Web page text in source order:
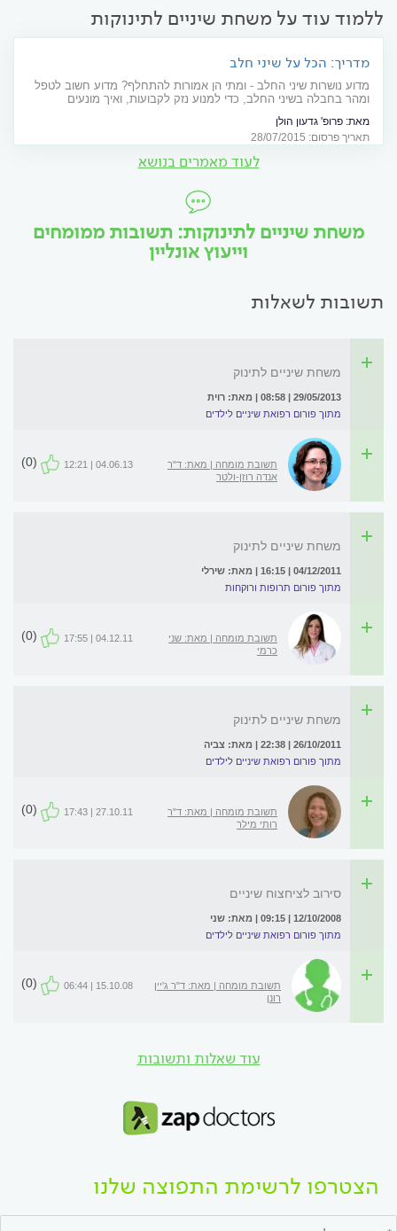
ללמוד עוד על משחת שיניים לתינוקות
מדריך: הכל על שיני חלב
מדוע נושרות שיני החלב - ומתי הן אמורות להתחלף? מדוע חשוב לטפל
ומהר בחבלה בשיני החלב, כדי למנוע נזק לקבועות, ואיך מונעים
מאת: פרופ' גדעון הולן
תאריך פרסום: 28/07/2015
לעוד מאמרים בנושא
משחת שיניים לתינוקות: תשובות ממומחים
וייעוץ אונליין
תשובות לשאלות
משחת שיניים לתינוק
29/05/2013 | 08:58 | מאת: רוית
מתוך פורום רפואת שיניים לילדים
תשובת מומחה | מאת: ד"ר
אנדה רוזן-ולטר
04.06.13 | 12:21
(0)
משחת שיניים לתינוק
04/12/2011 | 16:15 | מאת: שירלי
מתוך פורום תרופות ורוקחות
תשובת מומחה | מאת: שני
כרמי
04.12.11 | 17:55
(0)
משחת שיניים לתינוק
26/10/2011 | 22:38 | מאת: צביה
מתוך פורום רפואת שיניים לילדים
תשובת מומחה | מאת: ד"ר
רותי מילר
27.10.11 | 17:43
(0)
סירוב לציחצוח שיניים
12/10/2008 | 09:15 | מאת: שני
מתוך פורום רפואת שיניים לילדים
תשובת מומחה | מאת: ד"ר ג'יין
רונן
15.10.08 | 06:44
(0)
עוד שאלות ותשובות
הצטרפו לרשימת התפוצה שלנו